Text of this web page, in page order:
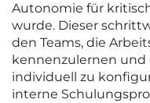
Autonomie für
wurde. Dieser
den Teams, die
kennenzulernen
individuell zu
interne